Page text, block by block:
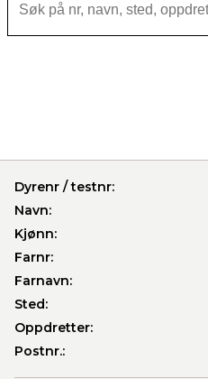
Dyrenr / testnr:
Navn:
Kjønn:
Farnr:
Farnavn:
Sted:
Oppdretter:
Postnr.: